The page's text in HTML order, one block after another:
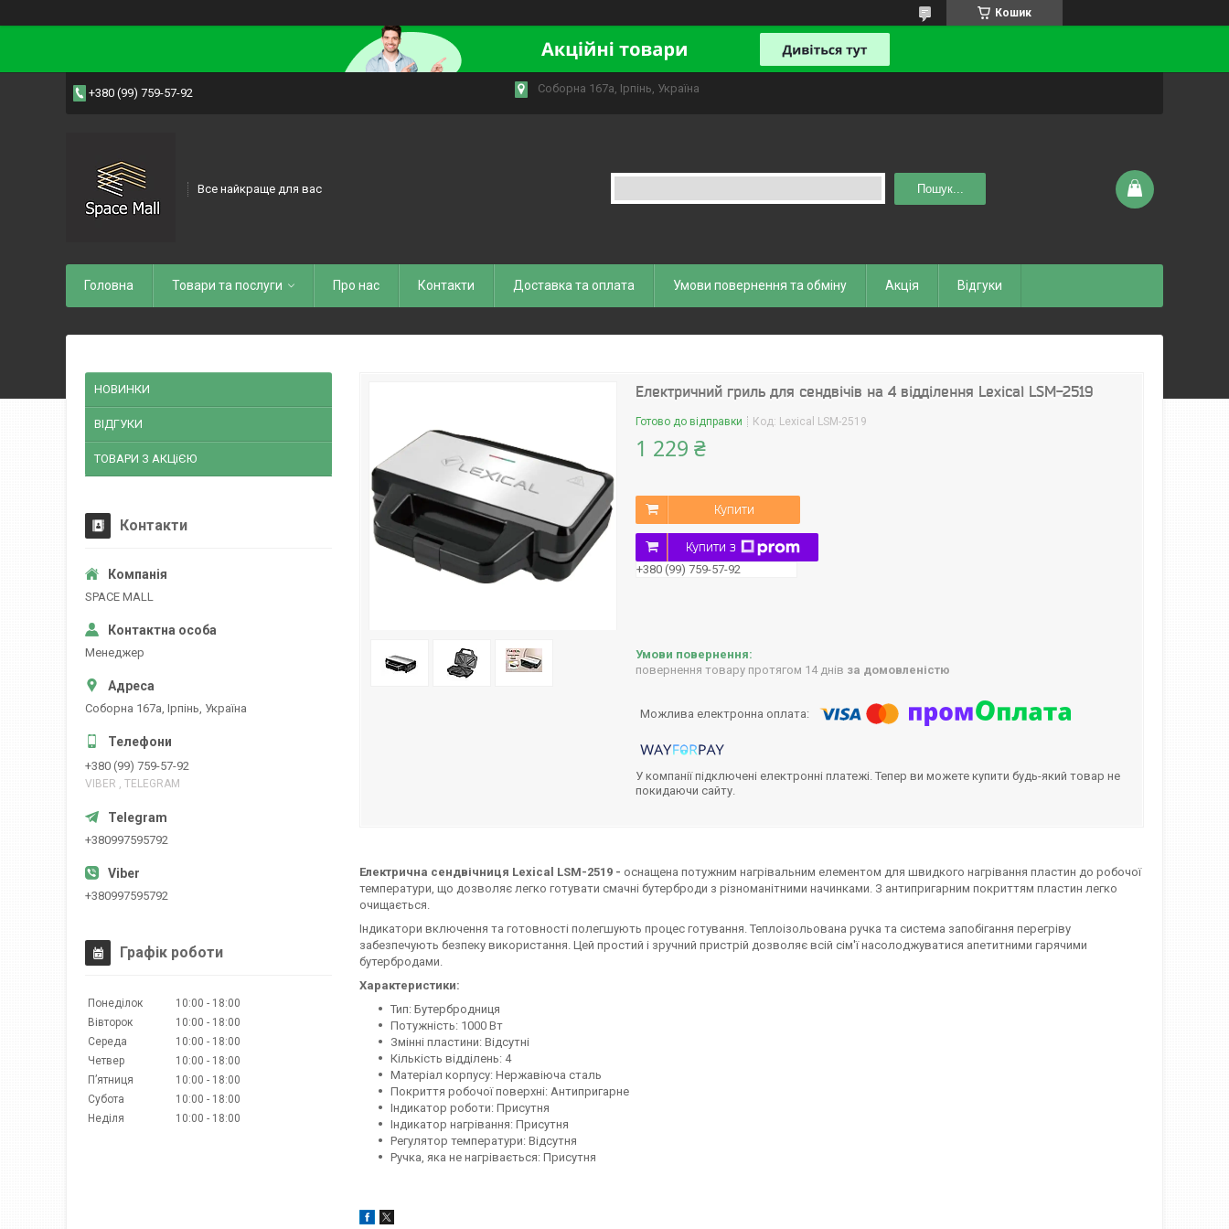
Кошик
+380 (99) 759-57-92 Соборна 167а, Ірпінь, Україна
Все найкраще для вас Пошук...
Головна Товари та послуги Про нас Контакти Доставка та оплата Умови повернення та обміну Акція Відгуки
Електричний гриль для сендвічів на 4 відділення Lexical LSM-2519
Готово до відправки Код: Lexical LSM-2519
1 229 ₴
Купити
Купити з
+380 (99) 759-57-92
повернення товару протягом 14 днів за домовленістю
У компанії підключені електронні платежі. Тепер ви можете купити будь-який товар не
покидаючи сайту.
Електрична сендвічниця Lexical LSM-2519 - оснащена потужним нагрівальним елементом для швидкого нагрівання пластин до робочої
температури, що дозволяє легко готувати смачні бутерброди з різноманітними начинками. З антипригарним покриттям пластин легко
очищається.
Індикатори включення та готовності полегшують процес готування. Теплоізольована ручка та система запобігання перегріву
забезпечують безпеку використання. Цей простий і зручний пристрій дозволяє всій сім'ї насолоджуватися апетитними гарячими
бутербродами.
Характеристики:
Тип: Бутербродниця
Потужність: 1000 Вт
Змінні пластини: Відсутні
Кількість відділень: 4
Матеріал корпусу: Нержавіюча сталь
Покриття робочої поверхні: Антипригарне
Індикатор роботи: Присутня
Індикатор нагрівання: Присутня
Регулятор температури: Відсутня
Ручка, яка не нагрівається: Присутня
НОВИНКИ
ВІДГУКИ
ТОВАРИ З АКЦіЄЮ
Контакти
SPACE MALL
Менеджер
Соборна 167а, Ірпінь, Україна
+380 (99) 759-57-92
VIBER , TELEGRAM
+380997595792
+380997595792
Графік роботи
Понеділок 10:00
18:00
Вівторок
10:00
18:00
Середа
10:00
18:00
Четвер
10:00
18:00
Пʼятниця
10:00
18:00
Субота
10:00
18:00
Неділя
10:00 18:00